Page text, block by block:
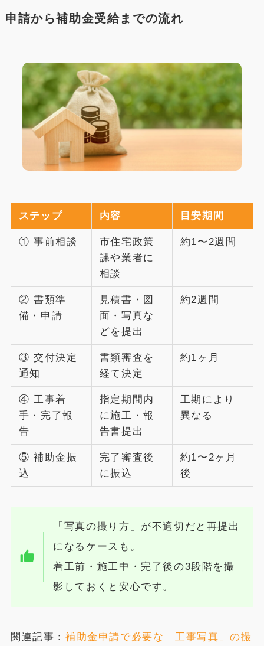
申請から補助金受給までの流れ
ステップ 内容 目安期間
① 事前相談
市住宅政策
課や業者に
相談
約1〜2週間
② 書類準
備・申請
見積書・図
面・写真な
どを提出
約2週間
③ 交付決定
通知
書類審査を
経て決定
約1ヶ月
④ 工事着
手・完了報
告
指定期間内
に施工・報
告書提出
工期により
異なる
⑤ 補助金振
込
完了審査後
に振込
約1〜2ヶ月
後
「写真の撮り方」が不適切だと再提出
になるケースも。
着工前・施工中・完了後の3段階を撮
影しておくと安心です。
関連記事： 補助金申請で必要な「工事写真」の撮